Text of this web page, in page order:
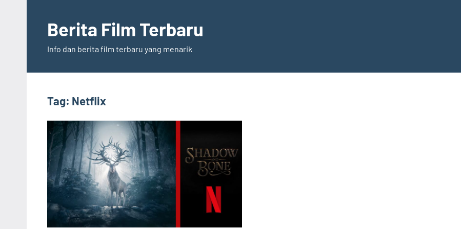
contentBerita Film Terbaru
Info dan berita film terbaru yang menarik
Tag: Netflix